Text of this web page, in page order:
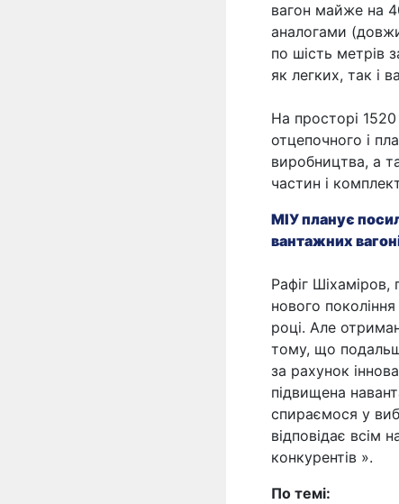
вагон майже на
аналогами
по шість метрів
як легких, так і
На просторі
отцепочного і
виробництва, а
частин і
МІУ планує
вантажних
Рафіг
нового
році. Але
тому, що
за рахунок
підвищена
спираємося у
відповідає всім
конкурентів ».
По темі: